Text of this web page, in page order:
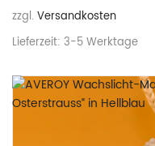
zzgl. Versandkosten
Lieferzeit: 3-5 Werktage